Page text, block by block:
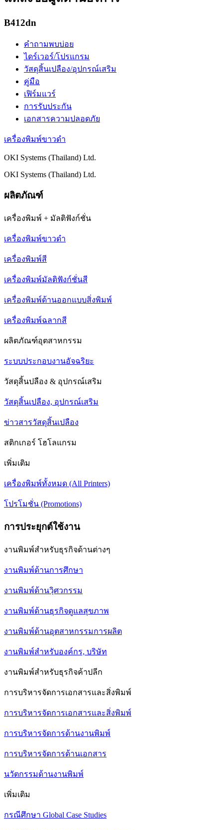
B412dn
คำถามพบบ่อย
ไดร์เวอร์/โปรแกรม
วัสดุสิ้นเปลือง/อุปกรณ์เสริม
คู่มือ
เฟิร์มแวร์
การรับประกัน
เอกสารความปลอดภัย
เครื่องพิมพ์ขาวดำ
OKI Systems (Thailand) Ltd.
OKI Systems (Thailand) Ltd.
ผลิตภัณฑ์
เครื่องพิมพ์ + มัลติฟังก์ชั่น
เครื่องพิมพ์ขาวดำ
เครื่องพิมพ์สี
เครื่องพิมพ์มัลติฟังก์ชั่นสี
เครื่องพิมพ์ด้านออกแบบสิ่งพิมพ์
เครื่องพิมพ์ฉลากสี
ผลิตภัณฑ์อุตสาหกรรม
ระบบประกอบงานอัจฉริยะ
วัสดุสิ้นปลือง & อุปกรณ์เสริม
วัสดุสิ้นเปลือง, อุปกรณ์เสริม
ข่าวสารวัสดุสิ้นเปลือง
สติกเกอร์ โฮโลแกรม
เพิ่มเติม
เครื่องพิมพ์ทั้งหมด (All Printers)
โปรโมชั่น (Promotions)
การประยุกต์ใช้งาน
งานพิมพ์สำหรับธุรกิจด้านต่างๆ
งานพิมพ์ด้านการศึกษา
งานพิมพ์ด้านวฺิศวกรรม
งานพิมพ์ด้านธุรกิจดูแลสุขภาพ
งานพิมพ์ด้านอุตสาหกรรมการผลิต
งานพิมพ์สำหรับองค์กร, บริษัท
งานพิมพ์สำหรับธุรกิจค้าปลีก
การบริหารจัดการเอกสารและสิ่งพิมพ์
การบริหารจัดการเอกสารและสิ่งพิมพ์
การบริหารจัดการด้านงานพิมพ์
การบริหารจัดการด้านเอกสาร
นวัตกรรมด้านงานพิมพ์
เพิ่มเติม
กรณีศึกษา Global Case Studies